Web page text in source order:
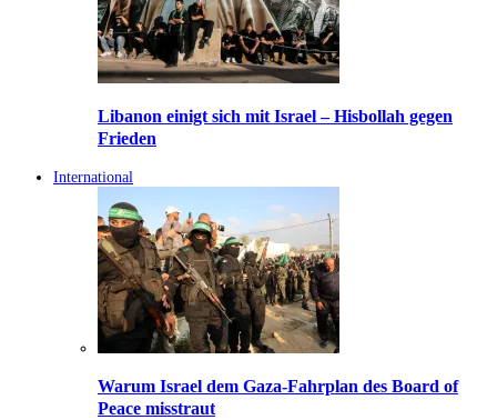
Libanon einigt sich mit Israel – Hisbollah gegen
Frieden
International
Warum Israel dem Gaza-Fahrplan des Board of
Peace misstraut